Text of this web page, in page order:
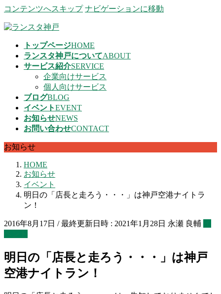
コンテンツへスキップ ナビゲーションに移動
トップページHOME
ランスタ神戸についてABOUT
サービス紹介SERVICE
企業向けサービス
個人向けサービス
ブログBLOG
イベントEVENT
お知らせNEWS
お問い合わせCONTACT
お知らせ
HOME
お知らせ
イベント
明日の「店長と走ろう・・・」は神戸空港ナイトラ
ン！
2016年8月17日 / 最終更新日時 : 2021年1月28日 永瀬 良輔
明日の「店長と走ろう・・・」は神戸
空港ナイトラン！